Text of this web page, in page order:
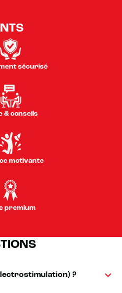
sécurisé
& conseils
motivante
premium
?